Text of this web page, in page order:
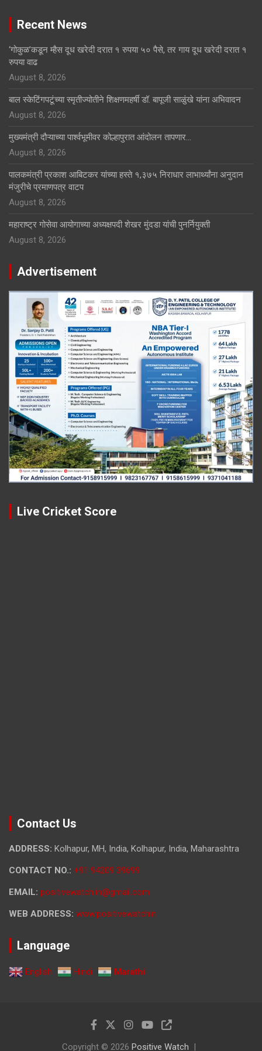
Recent News
‘गोकुळ’कडून म्हैस दूध खरेदी दरात १ रुपया ५० पैसे, तर गाय दूध खरेदी दरात १
रुपया वाढ
August 8, 2026
बाल स्केटिंगपटूंच्या स्मृतीज्योतीने शिक्षणमहर्षी डॉ. बापूजी साळुंखे यांना अभिवादन
August 8, 2026
मुख्यमंत्री दौऱ्याच्या पार्श्वभूमीवर कोल्हापुरात आंदोलन तापणार…
August 8, 2026
पालकमंत्री प्रकाश आबिटकर यांच्या हस्ते १,३७५ निराधार लाभार्थ्यांना अनुदान
मंजुरीचे प्रमाणपत्र वाटप
August 8, 2026
महाराष्ट्र गोसेवा आयोगाच्या अध्यक्षपदी शेखर मुंदडा यांची पुनर्नियुक्ती
August 8, 2026
Advertisement
Live Cricket Score
Contact Us
ADDRESS: Kolhapur, MH, India, Kolhapur, India, Maharashtra
CONTACT NO.: +91 94209 39699
EMAIL: positivewatch.in@gmail.com
WEB ADDRESS: www.positivewatchin
Language
English Hindi Marathi
Copyright © 2026 Positive Watch